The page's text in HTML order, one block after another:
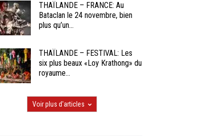
THAÏLANDE – FRANCE: Au
Bataclan le 24 novembre, bien
plus qu’un...
THAÏLANDE – FESTIVAL: Les
six plus beaux «Loy Krathong» du
royaume...
Voir plus d'articles